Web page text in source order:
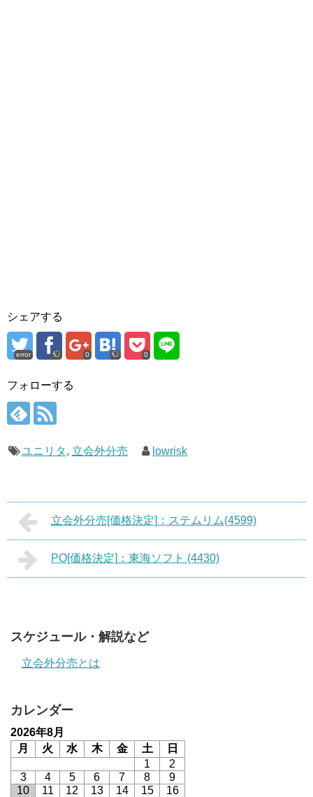
シェアする
error 0 0
フォローする
ユニリタ, 立会外分売 lowrisk
立会外分売[価格決定]：ステムリム(4599)
PO[価格決定]：東海ソフト (4430)
スケジュール・解説など
立会外分売とは
カレンダー
2026年8月
月
火 水 木 金 土 日
1
2
3
4 5 6 7 8
9
10
11 12 13 14 15
16